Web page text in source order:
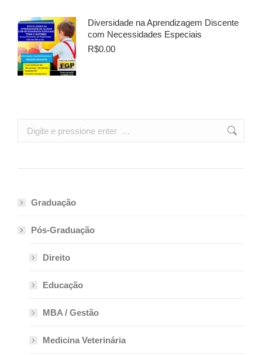
Diversidade na Aprendizagem Discente
com Necessidades Especiais
R$0.00
Search:
Graduação
Pós-Graduação
Direito
Educação
MBA / Gestão
Medicina Veterinária